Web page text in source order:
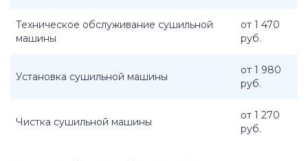
Техническое обслуживание сушильной
машины
от 1 470
руб.
Установка сушильной машины
от 1 980
руб.
Чистка сушильной машины
от 1 270
руб.